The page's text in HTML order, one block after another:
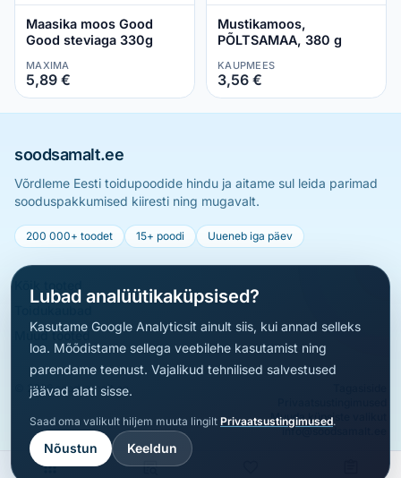
Maasika moos Good
Good steviaga 330g
MAXIMA
5,89 €
Mustikamoos,
PÕLTSAMAA, 380 g
KAUPMEES
3,56 €
soodsamalt.ee
Võrdleme Eesti toidupoodide hindu ja aitame sul leida parimad
sooduspakkumised kiiresti ning mugavalt.
200 000+ toodet 15+ poodi Uueneb iga päev
Muud tooted
© 2026 soodsamalt.ee
Muuda küpsiste valikut
info@soodsamalt.ee
Lubad analüütikaküpsised?
Kasutame Google Analyticsit ainult siis, kui annad selleks
loa. Mõõdistame sellega veebilehe kasutamist ning
parendame teenust. Vajalikud tehnilised salvestused
jäävad alati sisse.
Saad oma valikult hiljem muuta lingilt Privaatsustingimused.
Nõustun Keeldun